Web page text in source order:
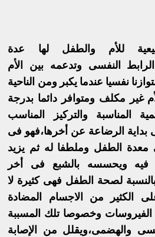
للأم والطفل لها عدة
النفسى وتدعمه بين الأم
نفسيا عندما يكبر ومن الناحية
غير مكلف ومتوافر دائما بدرجة
المناسبة والتركيز المناسب
بداية الرضاعة عن أخرها،فهو فى
معدة الطفل وملطفا له ثم يزيد
فيه ويحسسه بالشبع فى أخر
بالنسبة لصحة الطفل فهى كثيرة لا
الكثير من الاجسام المضادة
الفيروسات وخصوصا تلك المسببة
والهضمى،ويقلل من الإصابة